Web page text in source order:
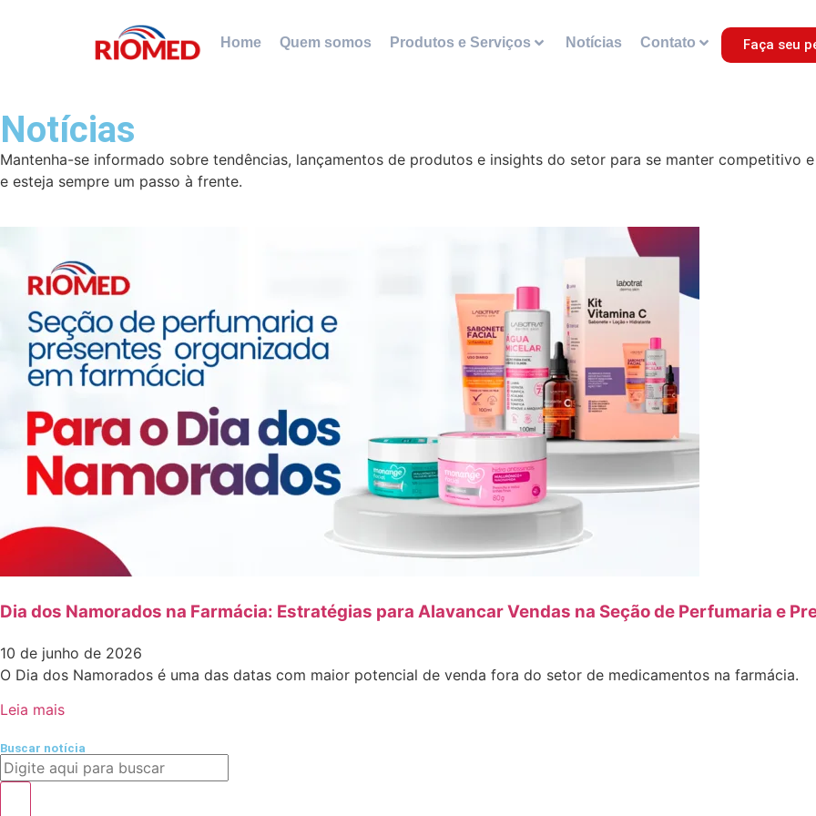
Home Quem somos Produtos e Serviços Notícias Contato Faça seu
Notícias
Mantenha-se informado sobre tendências, lançamentos de produtos e insights do setor para se manter competitivo
e esteja sempre um passo à frente.
Dia dos Namorados na Farmácia: Estratégias para Alavancar Vendas na Seção de Perfumaria e
10 de junho de 2026
O Dia dos Namorados é uma das datas com maior potencial de venda fora do setor de medicamentos na farmácia.
Leia mais
Buscar notícia